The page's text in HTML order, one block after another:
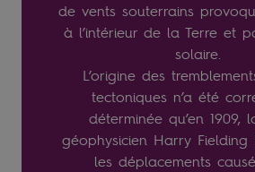
de vents souterrains
à l’intérieur de la Terre et
solaire.
L’origine des
tectoniques n’a été
déterminée qu’en 1909,
géophysicien Harry Fielding
les déplacements